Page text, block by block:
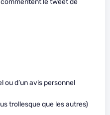
ou d’un avis personnel
trollesque que les autres)